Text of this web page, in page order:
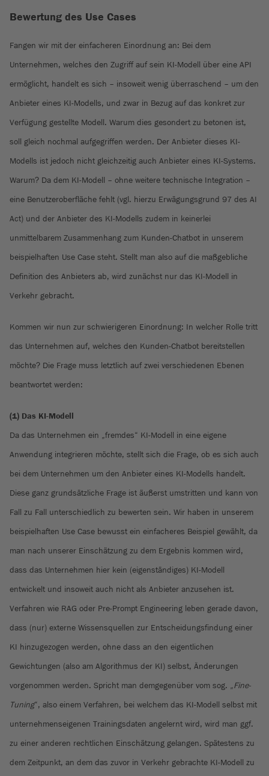
Bewertung des Use Cases
Fangen wir mit der einfacheren Einordnung an: Bei dem
Unternehmen, welches den Zugriff auf sein KI-Modell über eine API
ermöglicht, handelt es sich – insoweit wenig überraschend – um den
Anbieter eines KI-Modells, und zwar in Bezug auf das konkret zur
Verfügung gestellte Modell. Warum dies gesondert zu betonen ist,
soll gleich nochmal aufgegriffen werden. Der Anbieter dieses KI-
Modells ist jedoch nicht gleichzeitig auch Anbieter eines KI-Systems.
Warum? Da dem KI-Modell – ohne weitere technische Integration –
eine Benutzeroberfläche fehlt (vgl. hierzu Erwägungsgrund 97 des AI
Act) und der Anbieter des KI-Modells zudem in keinerlei
unmittelbarem Zusammenhang zum Kunden-Chatbot in unserem
beispielhaften Use Case steht. Stellt man also auf die maßgebliche
Definition des Anbieters ab, wird zunächst nur das KI-Modell in
Verkehr gebracht.
Kommen wir nun zur schwierigeren Einordnung: In welcher Rolle tritt
das Unternehmen auf, welches den Kunden-Chatbot bereitstellen
möchte? Die Frage muss letztlich auf zwei verschiedenen Ebenen
beantwortet werden:
(1) Das KI-Modell
Da das Unternehmen ein „fremdes“ KI-Modell in eine eigene
Anwendung integrieren möchte, stellt sich die Frage, ob es sich auch
bei dem Unternehmen um den Anbieter eines KI-Modells handelt.
Diese ganz grundsätzliche Frage ist äußerst umstritten und kann von
Fall zu Fall unterschiedlich zu bewerten sein. Wir haben in unserem
beispielhaften Use Case bewusst ein einfacheres Beispiel gewählt, da
man nach unserer Einschätzung zu dem Ergebnis kommen wird,
dass das Unternehmen hier kein (eigenständiges) KI-Modell
entwickelt und insoweit auch nicht als Anbieter anzusehen ist.
Verfahren wie RAG oder Pre-Prompt Engineering leben gerade davon,
dass (nur) externe Wissensquellen zur Entscheidungsfindung einer
KI hinzugezogen werden, ohne dass an den eigentlichen
Gewichtungen (also am Algorithmus der KI) selbst, Änderungen
vorgenommen werden. Spricht man demgegenüber vom sog. „ Fine-
Tuning“, also einem Verfahren, bei welchem das KI-Modell selbst mit
unternehmenseigenen Trainingsdaten angelernt wird, wird man ggf.
zu einer anderen rechtlichen Einschätzung gelangen. Spätestens zu
dem Zeitpunkt, an dem das zuvor in Verkehr gebrachte KI-Modell zu